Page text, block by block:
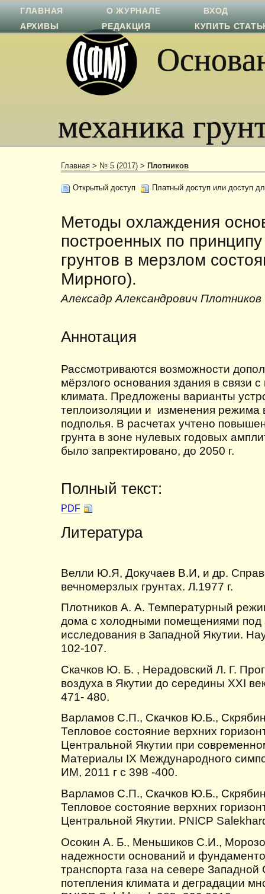
механика
ГЛАВНАЯ О ЖУРНАЛЕ
ВХОД
АРХИВЫ
РЕДАКЦИЯ КУПИТЬ
Главная > № 5 (2017) > Плотников
Открытый доступ Платный доступ или доступ
Методы охлаждения
построенных по
грунтов в мерзлом
Мирного).
Алексадр Александрович Плотников
Аннотация
Рассмотриваются возможности
мёрзлого основания здания в связи
климата. Предложены варианты
теплоизоляции и изменения режима
подполья. В расчетах учтено
грунта в зоне нулевых годовых
было запректировано, до 2050 г.
Полный текст:
PDF
Литература
Велли Ю.Я, Докучаев В.И, и др.
вечномерзлых грунтах. Л.1977 г.
Плотников А. А. Температурный
дома с холодными помещениями под
исследования в Западной Якутии.
102-107.
Скачков Ю. Б. , Нерадовский Л. Г.
воздуха в Якутии до середины XXI
471- 480.
Варламов С.П., Скачков Ю.Б.,
Тепловое состояние верхних
Центральной Якутии при
Материалы IX Международного
ИМ, 2011 г с 398 -400.
Варламов С.П., Скачков Ю.Б.,
Тепловое состояние верхних
Центральной Якутии. PNICP
Осокин А. Б., Меньшиков С.И.,
надежности оснований и
транспорта газа на севере
потепления климата и деградации